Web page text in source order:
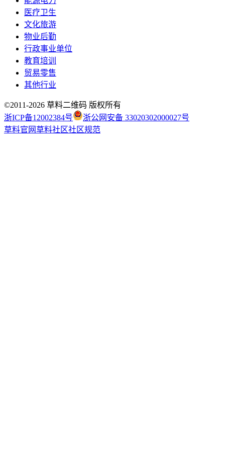
医疗卫生
文化旅游
物业后勤
行政事业单位
教育培训
贸易零售
其他行业
©2011-2026 草料二维码 版权所有
浙ICP备12002384号
浙公网安备 33020302000027号
草料官网草料社区社区规范